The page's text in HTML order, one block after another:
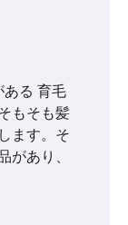
る 育毛
もそも髪
ます。そ
があり、